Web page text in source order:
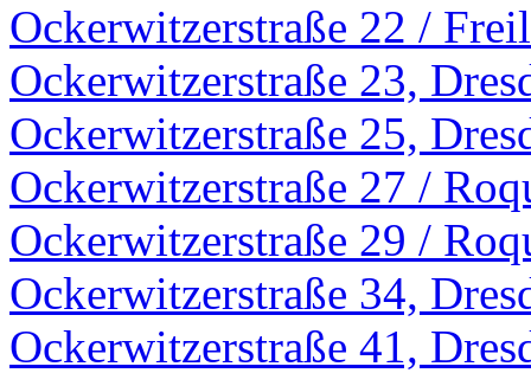
Ockerwitzerstraße 22 /
Ockerwitzerstraße 23,
Ockerwitzerstraße 25,
Ockerwitzerstraße 27 /
Ockerwitzerstraße 29 /
Ockerwitzerstraße 34,
Ockerwitzerstraße 41,